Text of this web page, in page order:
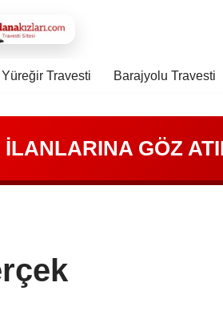
Yüreğir Travesti Barajyolu Travesti
GÖZ